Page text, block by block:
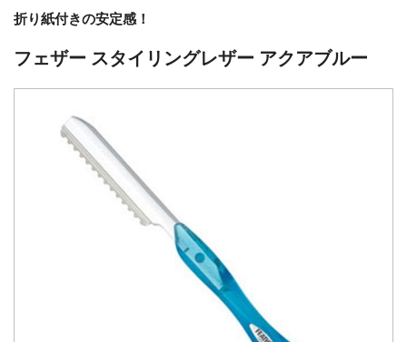
折り紙付きの安定感！
フェザー スタイリングレザー アクアブルー